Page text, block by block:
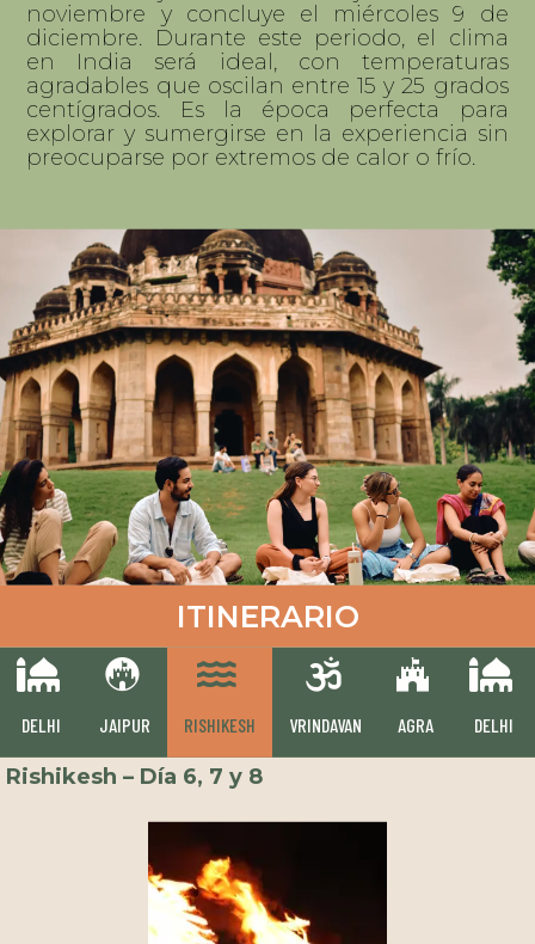
noviembre y concluye el miércoles 9 de
diciembre. Durante este periodo, el clima
en India será ideal, con temperaturas
agradables que oscilan entre 15 y 25 grados
centígrados. Es la época perfecta para
explorar y sumergirse en la experiencia sin
preocuparse por extremos de calor o frío.
ITINERARIO
DELHI JAIPUR RISHIKESH VRINDAVAN AGRA DELHI
Vrindavan – Día 9, 10, 11